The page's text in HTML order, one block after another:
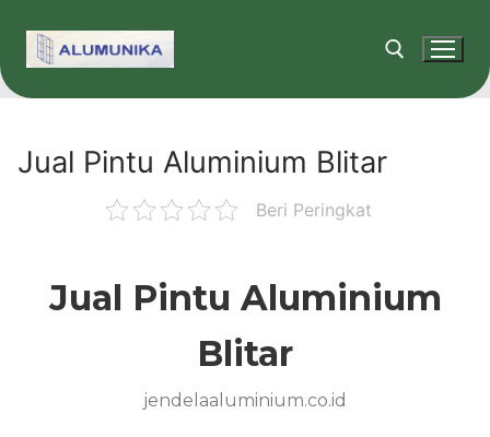
Jual Pintu Aluminium Blitar
Beri Peringkat
Jual Pintu Aluminium
Blitar
jendelaaluminium.co.id